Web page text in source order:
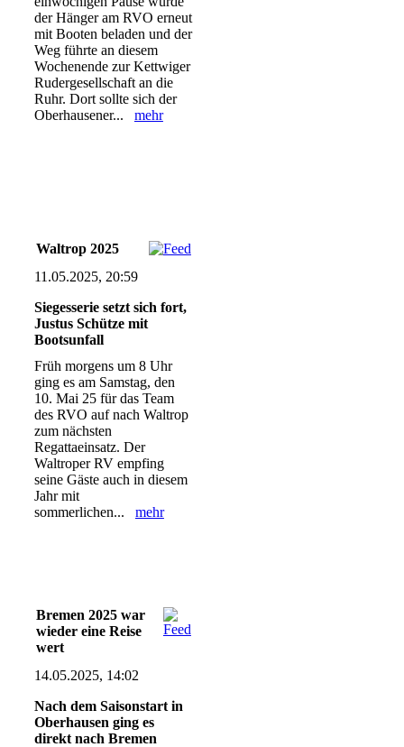
der Hänger am RVO erneut
mit Booten beladen und der
Weg führte an diesem
Wochenende zur Kettwiger
Rudergesellschaft an die
Ruhr. Dort sollte sich der
Oberhausener... mehr
Waltrop 2025
11.05.2025, 20:59
Siegesserie setzt sich fort,
Justus Schütze mit
Bootsunfall
Früh morgens um 8 Uhr
ging es am Samstag, den
10. Mai 25 für das Team
des RVO auf nach Waltrop
zum nächsten
Regattaeinsatz. Der
Waltroper RV empfing
seine Gäste auch in diesem
Jahr mit
sommerlichen... mehr
Bremen 2025 war
wieder eine Reise
wert
14.05.2025, 14:02
Nach dem Saisonstart in
Oberhausen ging es
direkt nach Bremen